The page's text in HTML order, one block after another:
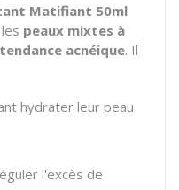
Matifiant 50ml
peaux mixtes à
acnéique. Il
hydrater leur peau
l'excès de